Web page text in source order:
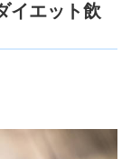
イエット飲